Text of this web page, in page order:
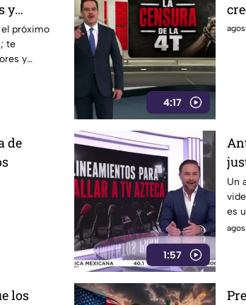
y
el próximo
te
y
4:17
de
1:57
Un
es
por
los